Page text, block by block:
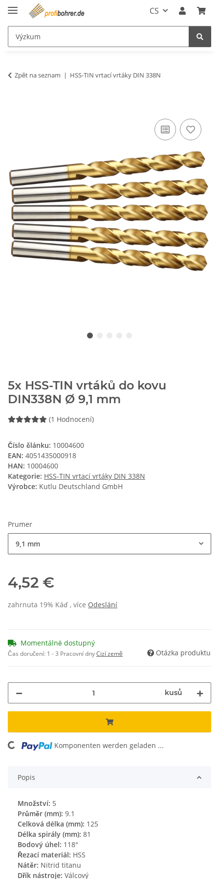
CS
Zpět na seznam HSS-TIN vrtací vrtáky DIN 338N
5x HSS-TIN vrtáků do kovu
DIN338N Ø 9,1 mm
(1 Hodnocení)
Číslo článku: 10004600
EAN: 4051435000918
HAN: 10004600
Kategorie: HSS-TIN vrtací vrtáky DIN 338N
Výrobce: Kutlu Deutschland GmbH
Prumer
9,1 mm
4,52 €
zahrnuta 19% Káď , více Odeslání
Momentálně dostupný
Čas doručení: 1 - 3 Pracovní dnyCizí země Otázka produktu
kusů
Komponenten werden geladen ...
Popis
Množství: 5
Průměr (mm): 9.1
Celková délka (mm): 125
Délka spirály (mm): 81
Bodový úhel: 118°
Řezací materiál: HSS
Nátěr: Nitrid titanu
Dřík nástroje: Válcový